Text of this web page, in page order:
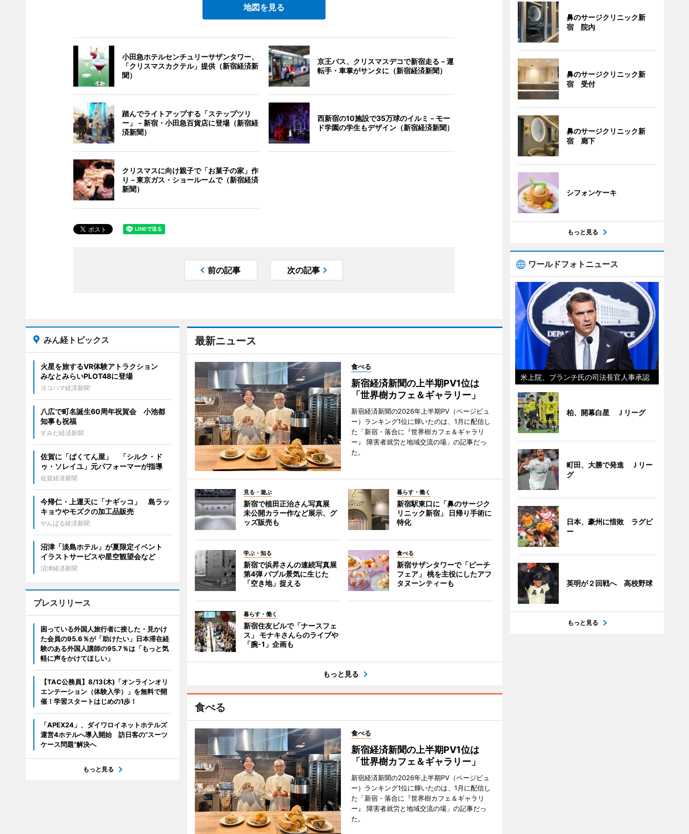
地図を見る
小田急ホテルセンチュリーサザンタワー、
「クリスマスカクテル」提供（新宿経済新
聞）
京王バス、クリスマスデコで新宿走る－運
転手・車掌がサンタに（新宿経済新聞）
踏んでライトアップする「ステップツリ
ー」－新宿・小田急百貨店に登場（新宿経
済新聞）
西新宿の10施設で35万球のイルミ－モー
ド学園の学生もデザイン（新宿経済新聞）
クリスマスに向け親子で「お菓子の家」作
り－東京ガス・ショールームで（新宿経済
新聞）
前の記事 次の記事
最新ニュース
食べる
新宿経済新聞の上半期PV1位は
「世界樹カフェ＆ギャラリー」
新宿経済新聞の2026年上半期PV（ページビュ
ー）ランキング1位に輝いたのは、1月に配信し
た「新宿・落合に『世界樹カフェ＆ギャラリ
ー』 障害者就労と地域交流の場」の記事だっ
た。
見る・遊ぶ
新宿で植田正治さん写真展
未公開カラー作など展示、グ
ッズ販売も
暮らす・働く
新宿駅東口に「鼻のサージク
リニック新宿」 日帰り手術に
特化
学ぶ・知る
新宿で浜昇さんの連続写真展
第4弾 バブル景気に生じた
「空き地」捉える
食べる
新宿サザンタワーで「ピーチ
フェア」 桃を主役にしたアフ
タヌーンティーも
暮らす・働く
新宿住友ビルで「ナースフェ
ス」 モナキさんらのライブや
「腕-1」企画も
もっと見る
食べる
食べる
新宿経済新聞の上半期PV1位は
「世界樹カフェ＆ギャラリー」
新宿経済新聞の2026年上半期PV（ページビュ
ー）ランキング1位に輝いたのは、1月に配信し
た「新宿・落合に『世界樹カフェ＆ギャラリ
ー』 障害者就労と地域交流の場」の記事だっ
た。
みん経トピックス
火星を旅するVR体験アトラクション
みなとみらいPLOT48に登場
ヨコハマ経済新聞
八広で町名誕生60周年祝賀会 小池都
知事も祝福
すみだ経済新聞
佐賀に「ばくてん屋」 「シルク・ド
ゥ・ソレイユ」元パフォーマーが指導
佐賀経済新聞
今帰仁・上運天に「ナギッコ」 島ラッ
キョウやモズクの加工品販売
やんばる経済新聞
沼津「淡島ホテル」が夏限定イベント
イラストサービスや星空観望会など
沼津経済新聞
プレスリリース
困っている外国人旅行者に接した・見かけ
た会員の95.6％が「助けたい」日本滞在経
験のある外国人講師の95.7％は「もっと気
軽に声をかけてほしい」
【TAC公務員】8/13(木)「オンラインオリ
エンテーション（体験入学）」を無料で開
催！学習スタートはじめの1歩！
「APEX24」、ダイワロイネットホテルズ
運営4ホテルへ導入開始 訪日客の“スーツ
ケース問題”解決へ
もっと見る
鼻のサージクリニック新
宿 院内
鼻のサージクリニック新
宿 受付
鼻のサージクリニック新
宿 廊下
シフォンケーキ
もっと見る
ワールドフォトニュース
米上院、ブランチ氏の司法長官人事承認
柏、開幕白星 Ｊリーグ
町田、大勝で発進 Ｊリー
グ
日本、豪州に惜敗 ラグビ
ー
英明が２回戦へ 高校野球
もっと見る